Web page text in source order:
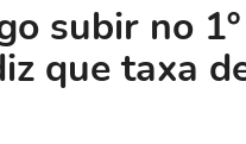
subir no
que taxa